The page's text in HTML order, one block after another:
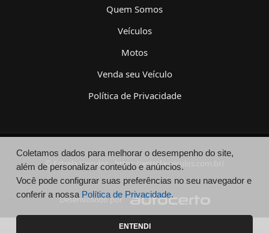
Quem Somos
Veículos
Motos
Venda seu Veículo
Política de Privacidade
© Estrela Veiculos - https://estrelaveiculos.com.br/
Desenvolvido por
Coletamos dados para melhorar o desempenho do site,
além de personalizar conteúdo e anúncios.
Você pode configurar suas preferências no seu navegador e
conferir a nossa Política de Privacidade.
ENTENDI